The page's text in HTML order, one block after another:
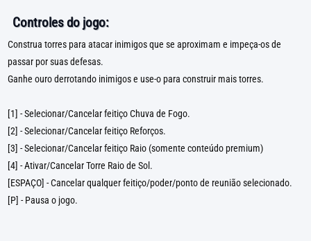
Controles do jogo:
Construa torres para atacar inimigos que se aproximam e impeça-os de
passar por suas defesas.
Ganhe ouro derrotando inimigos e use-o para construir mais torres.
[1] - Selecionar/Cancelar feitiço Chuva de Fogo.
[2] - Selecionar/Cancelar feitiço Reforços.
[3] - Selecionar/Cancelar feitiço Raio (somente conteúdo premium)
[4] - Ativar/Cancelar Torre Raio de Sol.
[ESPAÇO] - Cancelar qualquer feitiço/poder/ponto de reunião selecionado.
[P] - Pausa o jogo.